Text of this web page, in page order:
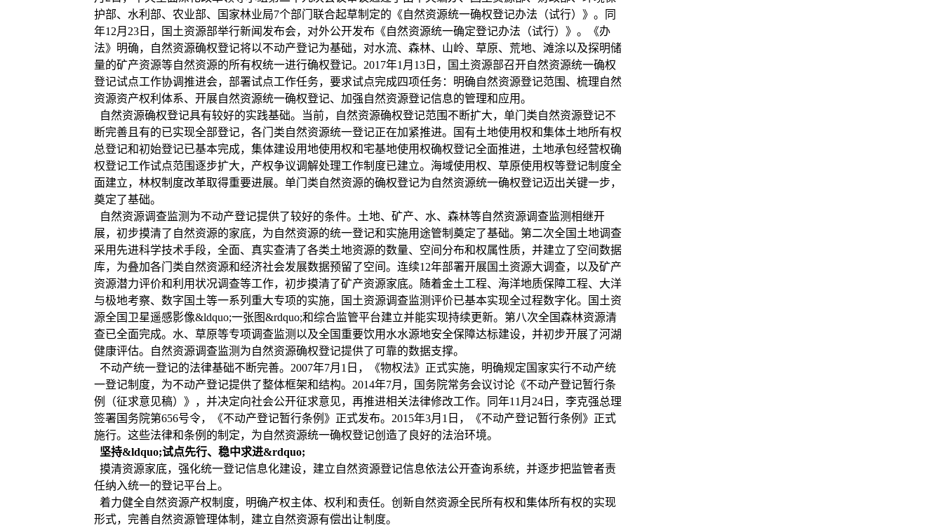
护部、水利部、农业部、国家林业局7个部门联合起草制定的《自然资源统一确权登记办法（试行）》。同
年12月23日，国土资源部举行新闻发布会，对外公开发布《自然资源统一确定登记办法（试行）》。《办
法》明确，自然资源确权登记将以不动产登记为基础，对水流、森林、山岭、草原、荒地、滩涂以及探明储
量的矿产资源等自然资源的所有权统一进行确权登记。2017年1月13日，国土资源部召开自然资源统一确权
登记试点工作协调推进会，部署试点工作任务，要求试点完成四项任务：明确自然资源登记范围、梳理自然
资源资产权利体系、开展自然资源统一确权登记、加强自然资源登记信息的管理和应用。
自然资源确权登记具有较好的实践基础。当前，自然资源确权登记范围不断扩大，单门类自然资源登记不
断完善且有的已实现全部登记，各门类自然资源统一登记正在加紧推进。国有土地使用权和集体土地所有权
总登记和初始登记已基本完成，集体建设用地使用权和宅基地使用权确权登记全面推进，土地承包经营权确
权登记工作试点范围逐步扩大，产权争议调解处理工作制度已建立。海域使用权、草原使用权等登记制度全
面建立，林权制度改革取得重要进展。单门类自然资源的确权登记为自然资源统一确权登记迈出关键一步，
奠定了基础。
自然资源调查监测为不动产登记提供了较好的条件。土地、矿产、水、森林等自然资源调查监测相继开
展，初步摸清了自然资源的家底，为自然资源的统一登记和实施用途管制奠定了基础。第二次全国土地调查
采用先进科学技术手段，全面、真实查清了各类土地资源的数量、空间分布和权属性质，并建立了空间数据
库，为叠加各门类自然资源和经济社会发展数据预留了空间。连续12年部署开展国土资源大调查，以及矿产
资源潜力评价和利用状况调查等工作，初步摸清了矿产资源家底。随着金土工程、海洋地质保障工程、大洋
与极地考察、数字国土等一系列重大专项的实施，国土资源调查监测评价已基本实现全过程数字化。国土资
源全国卫星遥感影像&ldquo;一张图&rdquo;和综合监管平台建立并能实现持续更新。第八次全国森林资源清
查已全面完成。水、草原等专项调查监测以及全国重要饮用水水源地安全保障达标建设，并初步开展了河湖
健康评估。自然资源调查监测为自然资源确权登记提供了可靠的数据支撑。
不动产统一登记的法律基础不断完善。2007年7月1日，《物权法》正式实施，明确规定国家实行不动产统
一登记制度，为不动产登记提供了整体框架和结构。2014年7月，国务院常务会议讨论《不动产登记暂行条
例（征求意见稿）》，并决定向社会公开征求意见，再推进相关法律修改工作。同年11月24日，李克强总理
签署国务院第656号令，《不动产登记暂行条例》正式发布。2015年3月1日，《不动产登记暂行条例》正式
施行。这些法律和条例的制定，为自然资源统一确权登记创造了良好的法治环境。
坚持&ldquo;试点先行、稳中求进&rdquo;
摸清资源家底，强化统一登记信息化建设，建立自然资源登记信息依法公开查询系统，并逐步把监管者责
任纳入统一的登记平台上。
着力健全自然资源产权制度，明确产权主体、权利和责任。创新自然资源全民所有权和集体所有权的实现
形式，完善自然资源管理体制，建立自然资源有偿出让制度。